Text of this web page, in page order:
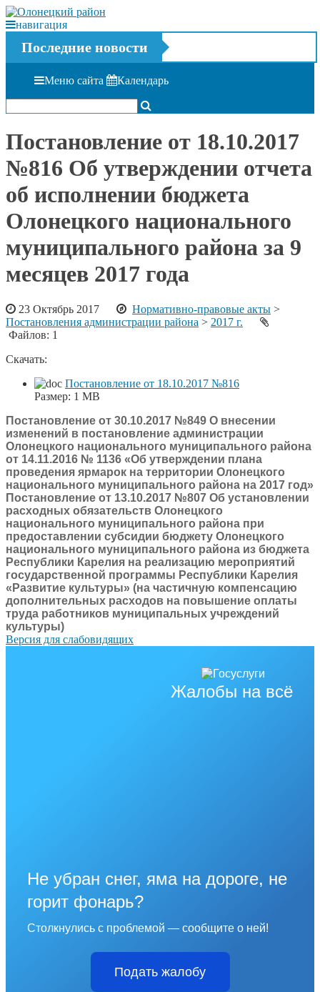
навигация
Последние новости
Меню сайта Календарь
Постановление от 18.10.2017
№816 Об утверждении отчета
об исполнении бюджета
Олонецкого национального
муниципального района за 9
месяцев 2017 года
23 Октябрь 2017 Нормативно-правовые акты >
Постановления администрации района > 2017 г.
Файлов: 1
Скачать:
Постановление от 18.10.2017 №816
Размер: 1 MB
Постановление от 30.10.2017 №849 О внесении
изменений в постановление администрации
Олонецкого национального муниципального района
от 14.11.2016 № 1136 «Об утверждении плана
проведения ярмарок на территории Олонецкого
национального муниципального района на 2017 год»
Постановление от 13.10.2017 №807 Об установлении
расходных обязательств Олонецкого
национального муниципального района при
предоставлении субсидии бюджету Олонецкого
национального муниципального района из бюджета
Республики Карелия на реализацию мероприятий
государственной программы Республики Карелия
«Развитие культуры» (на частичную компенсацию
дополнительных расходов на повышение оплаты
труда работников муниципальных учреждений
культуры)
Версия для слабовидящих
Жалобы на всё
Не убран снег, яма на дороге, не
горит фонарь?
Столкнулись с проблемой — сообщите о ней!
Подать жалобу